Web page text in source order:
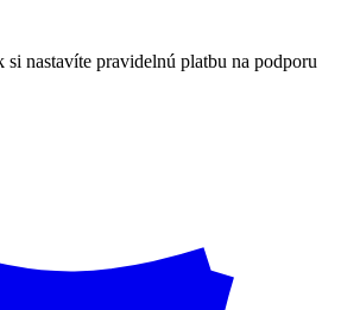
si nastavíte pravidelnú platbu na podporu